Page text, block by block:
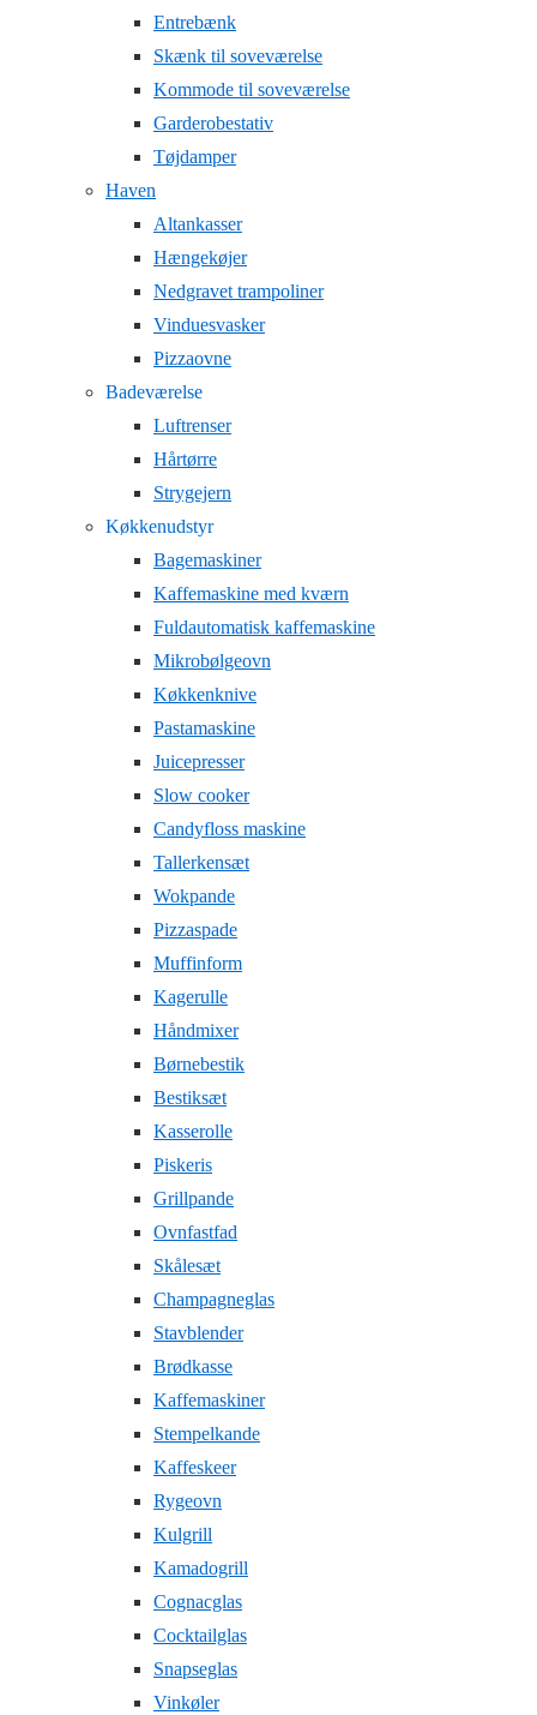
Entrebænk
Skænk til soveværelse
Kommode til soveværelse
Garderobestativ
Tøjdamper
Haven
Altankasser
Hængekøjer
Nedgravet trampoliner
Vinduesvasker
Pizzaovne
Badeværelse
Luftrenser
Hårtørre
Strygejern
Køkkenudstyr
Bagemaskiner
Kaffemaskine med kværn
Fuldautomatisk kaffemaskine
Mikrobølgeovn
Køkkenknive
Pastamaskine
Juicepresser
Slow cooker
Candyfloss maskine
Tallerkensæt
Wokpande
Pizzaspade
Muffinform
Kagerulle
Håndmixer
Børnebestik
Bestiksæt
Kasserolle
Piskeris
Grillpande
Ovnfastfad
Skålesæt
Champagneglas
Stavblender
Brødkasse
Kaffemaskiner
Stempelkande
Kaffeskeer
Rygeovn
Kulgrill
Kamadogrill
Cognacglas
Cocktailglas
Snapseglas
Vinkøler